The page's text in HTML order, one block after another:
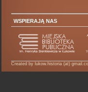
WSPIERAJĄ NAS
Created by lukow.historia (at)